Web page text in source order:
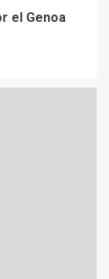
el Genoa